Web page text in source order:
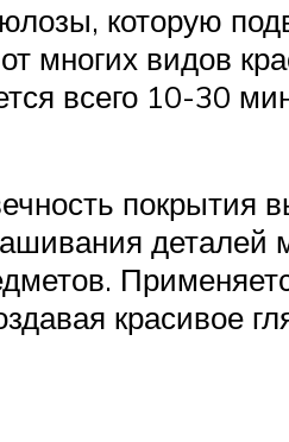
которую
многих видов
всего 10-30
покрытия
красивое